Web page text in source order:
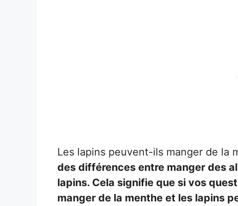
Les lapins peuvent-ils manger de la
des différences entre manger des
lapins. Cela signifie que si vos
manger de la menthe et les lapins